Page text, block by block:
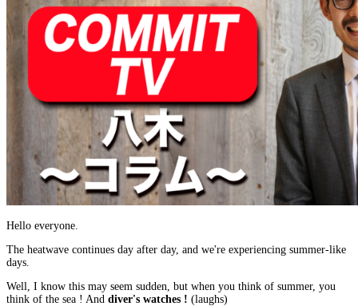
Hello everyone.
The heatwave continues day after day, and we're experiencing summer-like
days.
Well, I know this may seem sudden, but when you think of summer, you
think of the sea ! And diver's watches ! (laughs)